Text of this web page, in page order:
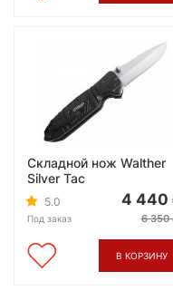
Складной нож Walther
Silver Tac
5.0
Под заказ
4 440
6 350
В КОРЗИНУ